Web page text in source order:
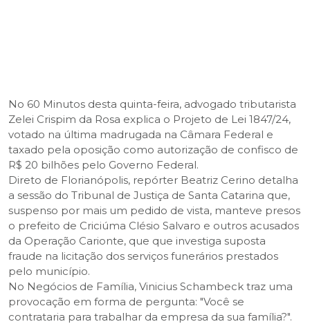
No 60 Minutos desta quinta-feira, advogado tributarista
Zelei Crispim da Rosa explica o Projeto de Lei 1847/24,
votado na última madrugada na Câmara Federal e
taxado pela oposição como autorização de confisco de
R$ 20 bilhões pelo Governo Federal.
Direto de Florianópolis, repórter Beatriz Cerino detalha
a sessão do Tribunal de Justiça de Santa Catarina que,
suspenso por mais um pedido de vista, manteve presos
o prefeito de Criciúma Clésio Salvaro e outros acusados
da Operação Carionte, que que investiga suposta
fraude na licitação dos serviços funerários prestados
pelo município.
No Negócios de Família, Vinicius Schambeck traz uma
provocação em forma de pergunta: "Você se
contrataria para trabalhar da empresa da sua família?".